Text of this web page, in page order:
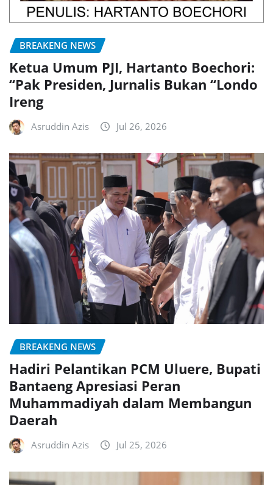
BREAKENG NEWS
Ketua Umum PJI, Hartanto Boechori:
“Pak Presiden, Jurnalis Bukan “Londo
Ireng
Asruddin Azis Jul 26, 2026
BREAKENG NEWS
Hadiri Pelantikan PCM Uluere, Bupati
Bantaeng Apresiasi Peran
Muhammadiyah dalam Membangun
Daerah
Asruddin Azis Jul 25, 2026